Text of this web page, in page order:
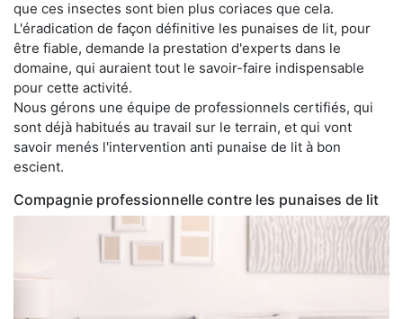
que ces insectes sont bien plus coriaces que cela.
L'éradication de façon définitive les punaises de lit, pour
être fiable, demande la prestation d'experts dans le
domaine, qui auraient tout le savoir-faire indispensable
pour cette activité.
Nous gérons une équipe de professionnels certifiés, qui
sont déjà habitués au travail sur le terrain, et qui vont
savoir menés l'intervention anti punaise de lit à bon
escient.
Compagnie professionnelle contre les punaises de lit